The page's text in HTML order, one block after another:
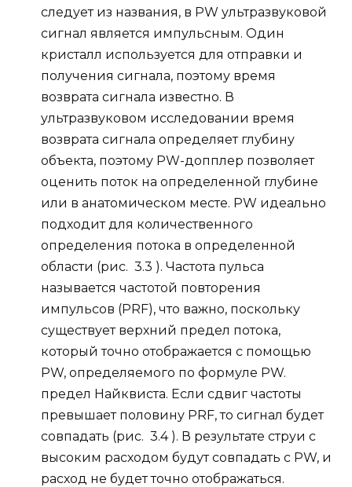
следует из названия, в PW ультразвуковой
сигнал является импульсным. Один
кристалл используется для отправки и
получения сигнала, поэтому время
возврата сигнала известно. В
ультразвуковом исследовании время
возврата сигнала определяет глубину
объекта, поэтому PW-допплер позволяет
оценить поток на определенной глубине
или в анатомическом месте. PW идеально
подходит для количественного
определения потока в определенной
области (рис. 3.3 ). Частота пульса
называется частотой повторения
импульсов (PRF), что важно, поскольку
существует верхний предел потока,
который точно отображается с помощью
PW, определяемого по формуле PW.
предел Найквиста. Если сдвиг частоты
превышает половину PRF, то сигнал будет
совпадать (рис. 3.4 ). В результате струи с
высоким расходом будут совпадать с PW, и
расход не будет точно отображаться.